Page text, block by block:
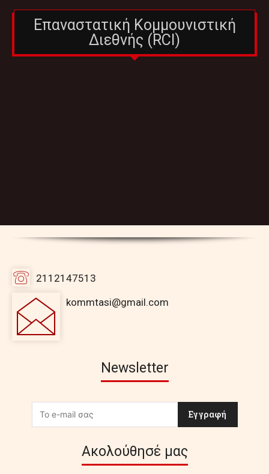
Επαναστατική Κομμουνιστική
Διεθνής (RCI)
2112147513
kommtasi@gmail.com
Newsletter
Εγγραφή
Ακολούθησέ μας